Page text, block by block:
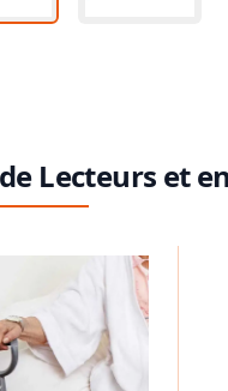
Lecteurs et